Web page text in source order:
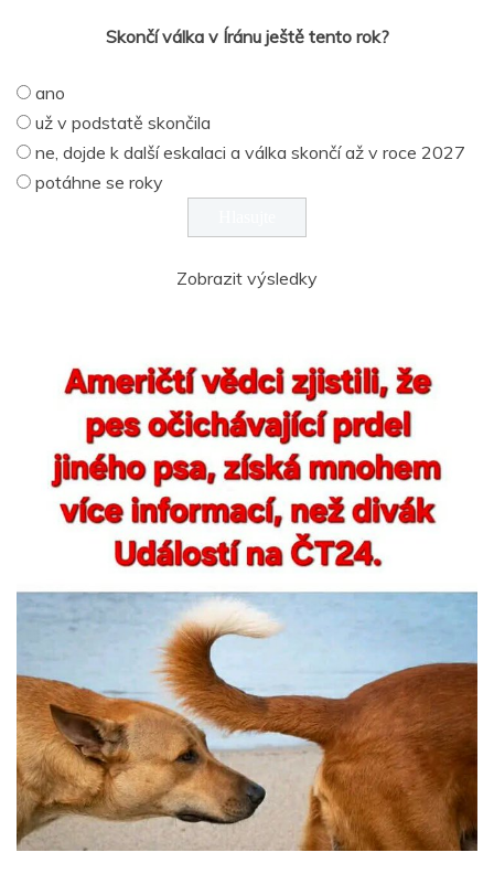
Skončí válka v Íránu ještě tento rok?
ano
už v podstatě skončila
ne, dojde k další eskalaci a válka skončí až v roce 2027
potáhne se roky
Zobrazit výsledky